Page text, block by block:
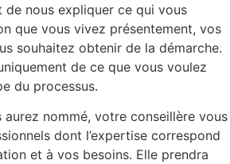
de nous expliquer ce qui vous
que vous vivez présentement, vos
souhaitez obtenir de la démarche.
de ce que vous voulez
du processus.
aurez nommé, votre conseillère vous
dont l’expertise correspond
et à vos besoins. Elle prendra